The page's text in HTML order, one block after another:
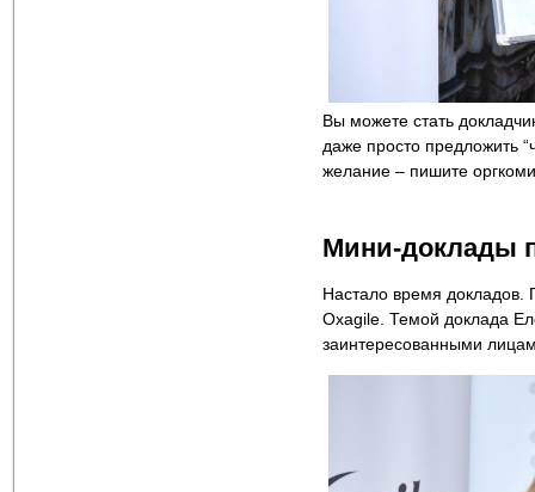
Вы можете стать
даже просто предложить
желание – пишите
Мини-доклады
Настало время докладов.
Oxagile. Темой доклада
заинтересованными